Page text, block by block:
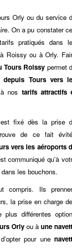
Orly ou du service
On a pu constater
pratiqués dans
Roissy ou à Orly.
Tours Roissy permet
depuis Tours vers
nos tarifs attractifs
est fixé dès la prise
de ce fait
vers les aéroports
communiqué qu’à
les bouchons.
compris. Ils
la prise en charge
différentes
Orly ou àune
pour une